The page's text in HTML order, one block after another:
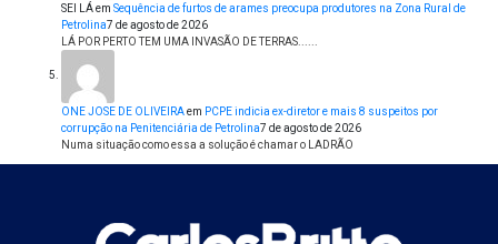
SEI LÁem Sequência de furtos de arames preocupa produtores na Zona Rural de
Petrolina7 de agosto de 2026
LÁ POR PERTO TEM UMA INVASÃO DE TERRAS......
ONE JOSE DE OLIVEIRAem PCPE indicia ex-diretor e mais 8 suspeitos por
corrupção na Penitenciária de Petrolina7 de agosto de 2026
Numa situação como essa a solução é chamar o LADRÃO